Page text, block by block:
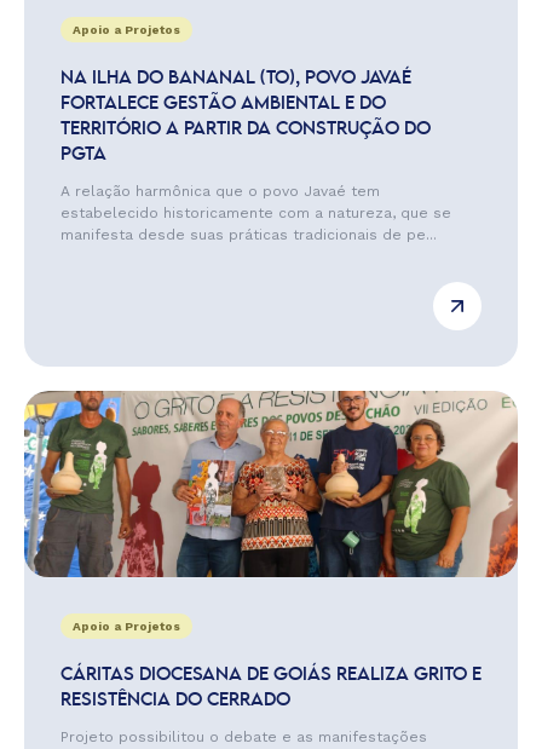
Apoio a Projetos
NA ILHA DO BANANAL (TO), POVO JAVAÉ
FORTALECE GESTÃO AMBIENTAL E DO
TERRITÓRIO A PARTIR DA CONSTRUÇÃO DO
PGTA
A relação harmônica que o povo Javaé tem
estabelecido historicamente com a natureza, que se
manifesta desde suas práticas tradicionais de pe...
Apoio a Projetos
CÁRITAS DIOCESANA DE GOIÁS REALIZA GRITO E
RESISTÊNCIA DO CERRADO
Projeto possibilitou o debate e as manifestações